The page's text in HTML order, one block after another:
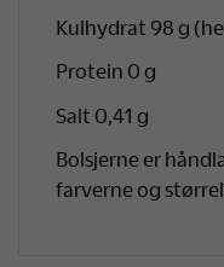
Kulhydrat 98 g
Protein 0 g
Salt 0,41 g
Bolsjerne er
farverne og